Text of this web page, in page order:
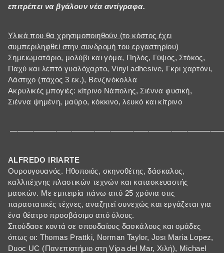
επιτρέπει να βγάλουν νέα αντίγραφα.
Υλικά που θα χρησιμοποιηθούν (το κόστος έχει
συμπεριληφθεί στην συνδρομή του εργαστηρίου)
Σημειωματάριο, μολύβι και γόμα, Πηλός, Γύψος, Στόκος,
Παχύ και λεπτό γυαλόχαρτο, Vinyl adhesive, Γκρι χαρτόνι,
Λάστιχο (πάχος 3 εκ.), Βενζινόκολλα
Ακρυλικές μπογιές: κίτρινο Νάπολης, Σιέννα φυσική,
Σιέννα ψημένη, μαύρο, κόκκινο, λευκό και κίτρινο
ALFREDO IRIARTE
Ουρουγουανός. Ηθοποιός, σκηνοθέτης, δάσκαλος,
καλλιτέχνης πλαστικών τεχνών και κατασκευαστής
μασκών. Με εμπειρία πάνω από 25 χρόνια στις
παραστατικές τέχνες, αναζητεί συνεχώς και εργάζεται για
ένα θέατρο προσβάσιμο από όλους.
Σπούδασε κοντά σε σπουδαίους δασκάλους και ομάδες
όπως οι: Thomas Prattki, Norman Taylor, Josι Maria Lσpez,
Duoc UC (Πανεπιστήμιο στη Viρa del Mar, Χιλή), Michael